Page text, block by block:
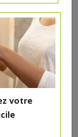
votre
16€/pc
+